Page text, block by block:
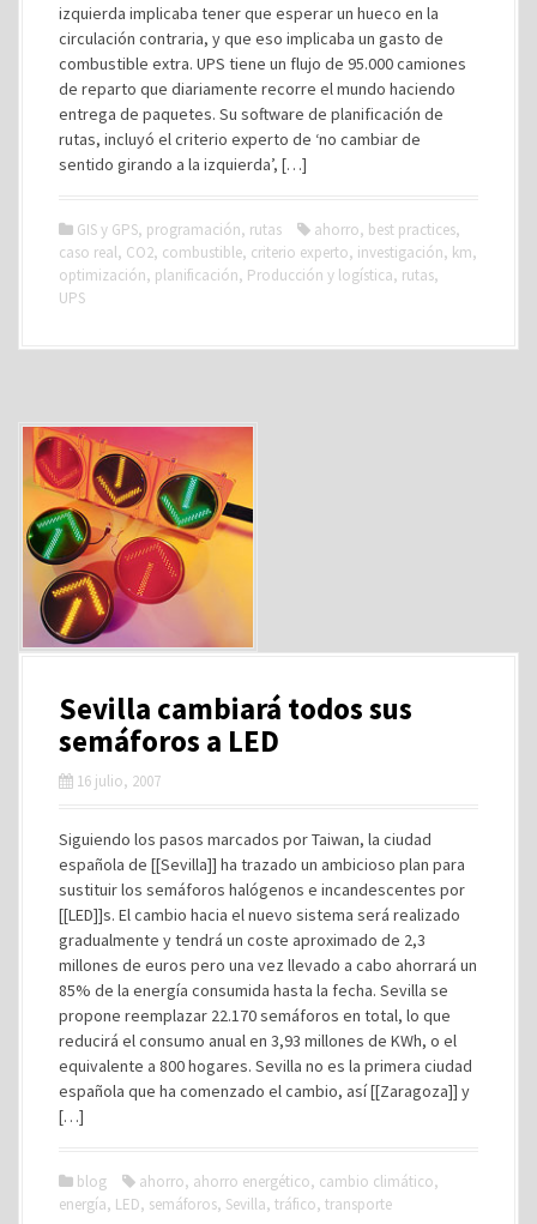
izquierda implicaba tener que esperar un hueco en la
circulación contraria, y que eso implicaba un gasto de
combustible extra. UPS tiene un flujo de 95.000 camiones
de reparto que diariamente recorre el mundo haciendo
entrega de paquetes. Su software de planificación de
rutas, incluyó el criterio experto de ‘no cambiar de
sentido girando a la izquierda’, […]
GIS y GPS, programación, rutas ahorro, best practices,
caso real, CO2, combustible, criterio experto, investigación, km,
optimización, planificación, Producción y logística, rutas,
UPS
Sevilla cambiará todos sus
semáforos a LED
16 julio, 2007
Siguiendo los pasos marcados por Taiwan, la ciudad
española de [[Sevilla]] ha trazado un ambicioso plan para
sustituir los semáforos halógenos e incandescentes por
[[LED]]s. El cambio hacia el nuevo sistema será realizado
gradualmente y tendrá un coste aproximado de 2,3
millones de euros pero una vez llevado a cabo ahorrará un
85% de la energía consumida hasta la fecha. Sevilla se
propone reemplazar 22.170 semáforos en total, lo que
reducirá el consumo anual en 3,93 millones de KWh, o el
equivalente a 800 hogares. Sevilla no es la primera ciudad
española que ha comenzado el cambio, así [[Zaragoza]] y
[…]
blog ahorro, ahorro energético, cambio climático,
energía, LED, semáforos, Sevilla, tráfico, transporte